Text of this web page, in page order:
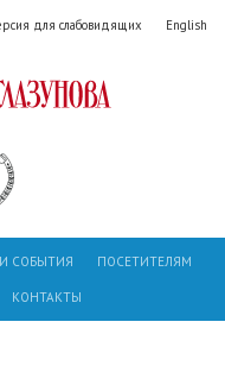
для слабовидящих English
СОБЫТИЯ ПОСЕТИТЕЛЯМ
КОНТАКТЫ